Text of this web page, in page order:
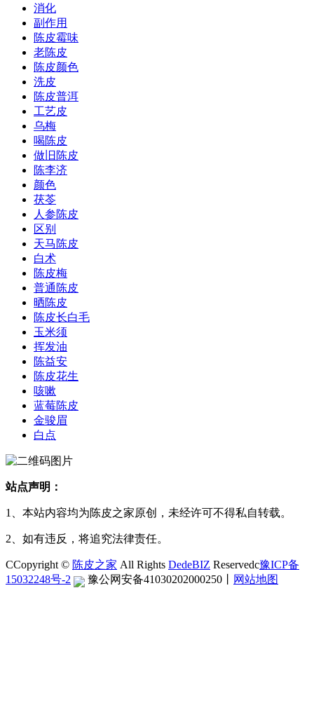
消化
副作用
陈皮霉味
老陈皮
陈皮颜色
洗皮
陈皮普洱
工艺皮
乌梅
喝陈皮
做旧陈皮
陈李济
颜色
茯苓
人参陈皮
区别
天马陈皮
白术
陈皮梅
普通陈皮
晒陈皮
陈皮长白毛
玉米须
挥发油
陈益安
陈皮花生
咳嗽
蓝莓陈皮
金骏眉
白点
站点声明：
1、本站内容均为陈皮之家原创，未经许可不得私自转载。
2、如有违反，将追究法律责任。
CCopyright © 陈皮之家 All Rights DedeBIZ Reservedc豫ICP备
15032248号-2
豫公网安备41030202000250 网站地图